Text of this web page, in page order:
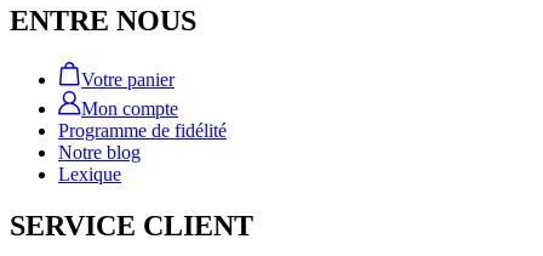
ENTRE NOUS
Votre panier
Mon compte
Programme de fidélité
Notre blog
Lexique
SERVICE CLIENT